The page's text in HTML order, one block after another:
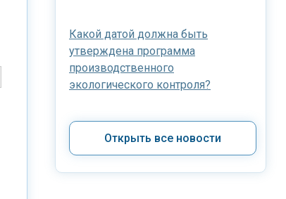
Какой датой должна быть
утверждена программа
производственного
экологического контроля?
Открыть все новости